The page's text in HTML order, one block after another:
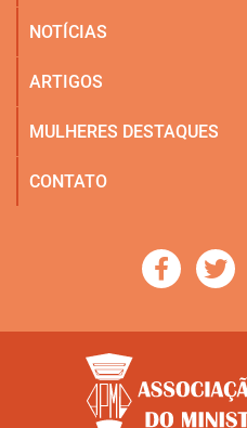
NOTÍCIAS
ARTIGOS
MULHERES DESTAQUES
CONTATO